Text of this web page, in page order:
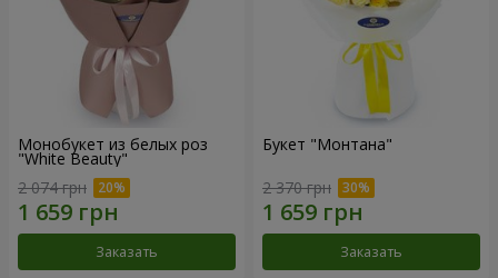
Монобукет из белых роз
"White Beauty"
2 074 грн
Заказать
Букет "Монтана"
2 370 грн
Заказать